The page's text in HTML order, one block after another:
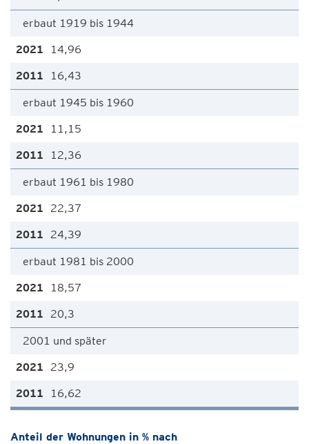
erbaut 1919 bis 1944
14,96
16,43
erbaut 1945 bis 1960
11,15
12,36
erbaut 1961 bis 1980
22,37
24,39
erbaut 1981 bis 2000
18,57
20,3
2001 und später
23,9
16,62
Anteil der Wohnungen in % nach